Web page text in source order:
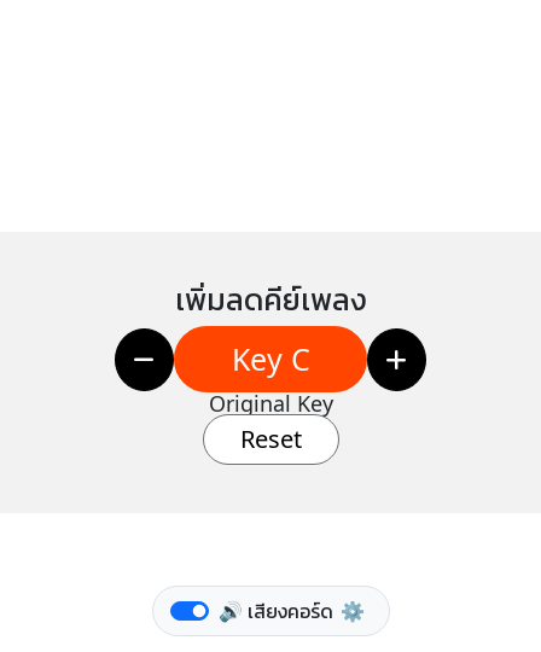
เพิ่มลดคีย์เพลง
Key C
Original Key
Reset
🔊 เสียงคอร์ด ⚙️